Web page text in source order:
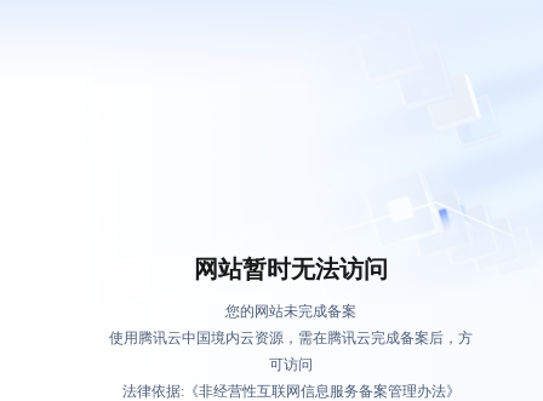
网站暂时无法访问
您的网站未完成备案
使用腾讯云中国境内云资源，需在腾讯云完成备案后，方
可访问
法律依据:《非经营性互联网信息服务备案管理办法》